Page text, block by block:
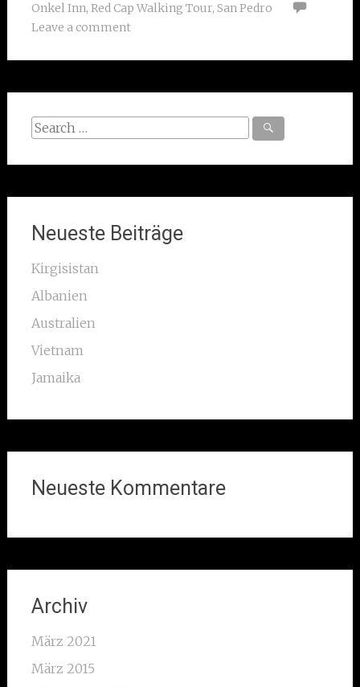
Onkel Inn, Red Cap Walking Tour, San Pedro
Leave a comment
Search
Neueste Beiträge
Kirgisistan
Albanien
Australien
Vietnam
Jamaika
Neueste Kommentare
Archiv
März 2021
März 2015